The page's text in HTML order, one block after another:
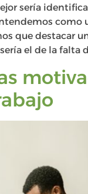
sería
como
que destacar
el de la falta